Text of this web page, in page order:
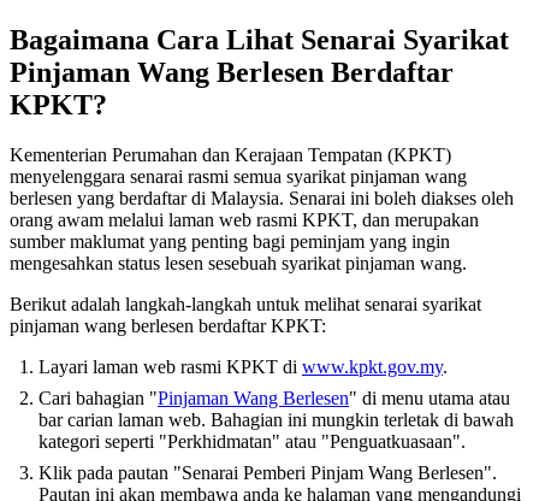
Bagaimana Cara Lihat Senarai Syarikat
Pinjaman Wang Berlesen Berdaftar
KPKT?
Kementerian Perumahan dan Kerajaan Tempatan (KPKT)
menyelenggara senarai rasmi semua syarikat pinjaman wang
berlesen yang berdaftar di Malaysia. Senarai ini boleh diakses oleh
orang awam melalui laman web rasmi KPKT, dan merupakan
sumber maklumat yang penting bagi peminjam yang ingin
mengesahkan status lesen sesebuah syarikat pinjaman wang.
Berikut adalah langkah-langkah untuk melihat senarai syarikat
pinjaman wang berlesen berdaftar KPKT:
Layari laman web rasmi KPKT di www.kpkt.gov.my.
Cari bahagian "Pinjaman Wang Berlesen" di menu utama atau
bar carian laman web. Bahagian ini mungkin terletak di bawah
kategori seperti "Perkhidmatan" atau "Penguatkuasaan".
Klik pada pautan "Senarai Pemberi Pinjam Wang Berlesen".
Pautan ini akan membawa anda ke halaman yang mengandungi